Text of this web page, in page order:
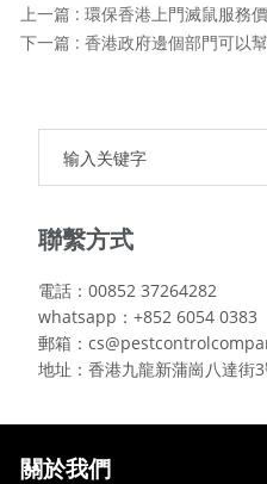
上一篇 : 環保香港上門滅鼠服務
下一篇 : 香港政府邊個部門可以
聯繫方式
電話：00852 37264282
whatsapp：+852 6054 0383
郵箱：
地址：香港九龍新蒲崗八達街
關於我們